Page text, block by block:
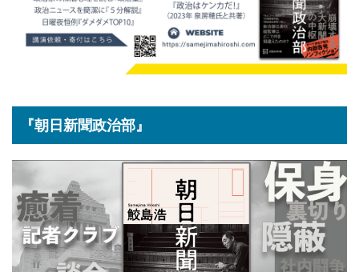
『朝日新聞政治部』